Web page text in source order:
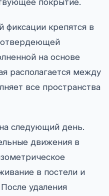
покрытие.
крепятся в
на основе
располагается между
все пространства
следующий день.
движения в
в постели и
удаления